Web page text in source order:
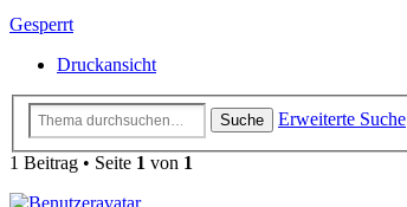
Gesperrt
Druckansicht
Suche Erweiterte Suche
1 Beitrag • Seite 1 von 1